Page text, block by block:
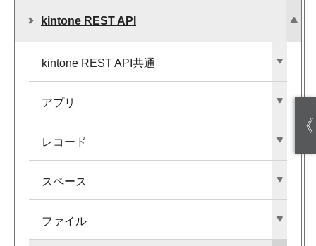
kintone REST API
kintone REST API共通
アプリ
レコード
スペース
ファイル
《